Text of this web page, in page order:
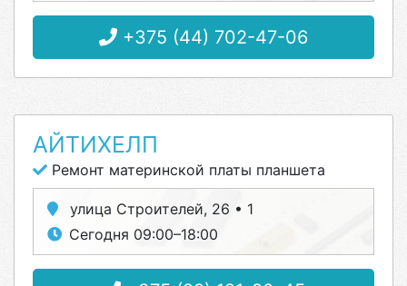
+375 (44) 702-47-06
АЙТИХЕЛП
Ремонт материнской платы планшета
улица Строителей, 26 • 1
Сегодня 09:00–18:00